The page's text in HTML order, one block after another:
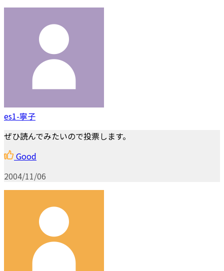
es1-寧子
ぜひ読んでみたいので投票します。
Good
2004/11/06